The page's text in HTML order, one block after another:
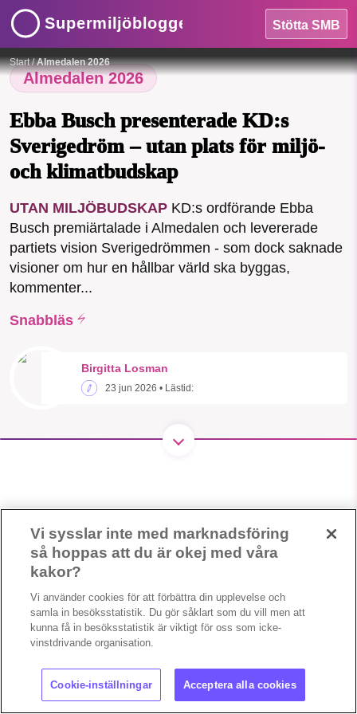
Supermiljöbloggen Stötta SMB
OMRÅDEN
MILJÖFAKTA
OM OSS
Sök Sparade inlägg Tipsa oss
Facebook Instagram BlueSky
Start/Almedalen 2026
Almedalen 2026
Ebba Busch presenterade KD:s
Sverigedröm – utan plats för miljö-
och klimatbudskap
UTAN MILJÖBUDSKAP KD:s ordförande Ebba
Busch premiärtalade i Almedalen och levererade
partiets vision Sverigedrömmen - som dock saknade
visioner om hur en hållbar värld ska byggas,
kommenter...
Snabbläs
Birgitta Losman
23 jun 2026 • Lästid:
Foto: Region Gotland/Riksdagen
starten 2010 har vår ideella redaktion
drivit miljödebatten framåt genom
nyhetsbevakning och granskningar. Nu
vill vi utveckla vårt arbete – och vi
hoppas att du vill hjälpa oss.
Stötta vårt arbete genom att swisha en slant till
1231368703
Vi sysslar inte med marknadsföring
så hoppas att du är okej med våra
kakor?
Vi använder cookies för att förbättra din upplevelse och
samla in besöksstatistik. Du gör såklart som du vill men att
kunna få in besöksstatistik är viktigt för oss som icke-
vinstdrivande organisation.
Cookie-inställningar Acceptera alla cookies